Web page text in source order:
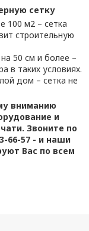
сетку
100 м2 – сетка
строительную
50 см и более –
в таких условиях.
дом – сетка не
вниманию
и
Звоните по
66-57 - и наши
Вас по всем